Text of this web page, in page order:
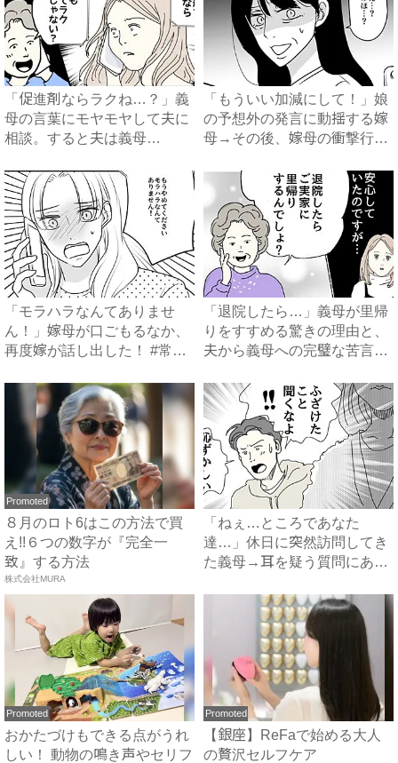
「促進剤ならラクね…？」義
母の言葉にモヤモヤして夫に
相談。すると夫は義母
「もういい加減にして！」娘
の予想外の発言に動揺する嫁
母→その後、嫁母の衝撃行動
「モラハラなんてありませ
ん！」嫁母が口ごもるなか、
再度嫁が話し出した！ #常識
「退院したら…」義母が里帰
りをすすめる驚きの理由と、
夫から義母への完璧な苦言
Promoted
８月のロト6はこの方法で買
え!!６つの数字が『完全一
致』する方法
株式会社MURA
「ねぇ…ところであなた
達…」休日に突然訪問してき
た義母→耳を疑う質問にあ
Promoted
おかたづけもできる点がうれ
しい！ 動物の鳴き声やセリフ
Promoted
【銀座】ReFaで始める大人
の贅沢セルフケア